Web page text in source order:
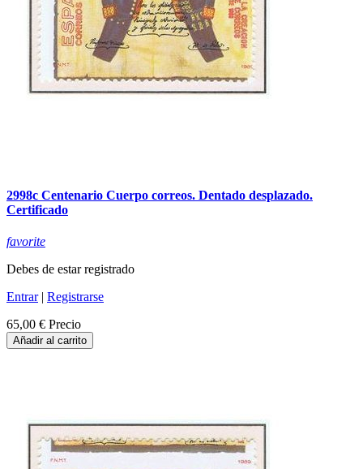
2998c Centenario Cuerpo correos. Dentado desplazado.
Certificado
favorite
Debes de estar registrado
Entrar| Registrarse
65,00 € Precio
Añadir al carrito